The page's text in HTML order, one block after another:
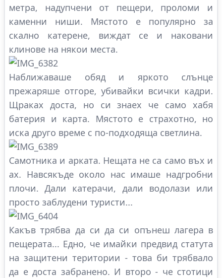
метра, надупчени от пещери, проломи и
каменни ниши. Мястото е популярно за
скално катерене, виждат се и наковани
клинове на някои места.
Наближаваше обяд и яркото слънце
прежаряше отгоре, убивайки всички кадри.
Щраках доста, но си знаех че само хабя
батерия и карта. Мястото е страхотно, но
иска друго време с по-подходяща светлина.
Самотника и арката. Нещата не са само въх и
ах. Навсякъде около нас имаше надгробни
плочи. Дали катерачи, дали водолази или
просто заблудени туристи...
Какъв трябва да си да си опънеш лагера в
пещерата... Едно, че имайки предвид статута
на защитени територии - това би трябвало
да е доста забранено. И второ - че стотици